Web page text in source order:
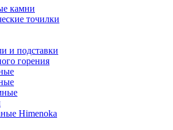
камни
точилки
и подставки
горения
Himenoka